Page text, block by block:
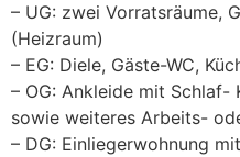
– UG: zwei Vorratsräume,
(Heizraum)
– EG: Diele, Gäste-WC,
– OG: Ankleide mit Schlaf-
sowie weiteres Arbeits-
– DG: Einliegerwohnung